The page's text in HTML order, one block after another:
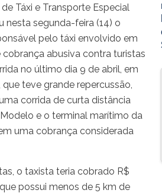
Táxi e Transporte Especial
nesta segunda-feira (14) o
pelo táxi envolvido em
cobrança abusiva contra turistas
no último dia 9 de abril, em
que teve grande repercussão,
corrida de curta distância
e o terminal marítimo da
uma cobrança considerada
o taxista teria cobrado R$
possui menos de 5 km de